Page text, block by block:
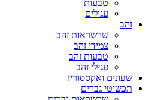
טבעות
עגילים
זהב
שרשראות זהב
צמידי זהב
טבעות זהב
עגילי זהב
שעונים ואקססוריז
תכשיטי גברים